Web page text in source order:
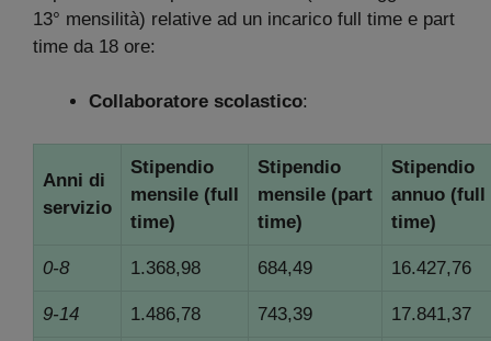
13° mensilità) relative ad un incarico full time e part
time da 18 ore:
Collaboratore scolastico:
Anni di
servizio
Stipendio
mensile (full
time)
Stipendio
mensile (part
time)
Stipendio
annuo (full
time)
0-8 1.368,98 684,49 16.427,76
9-14 1.486,78 743,39 17.841,37